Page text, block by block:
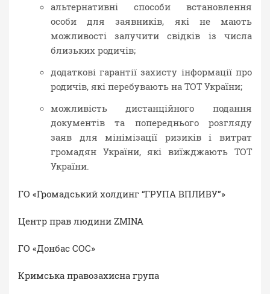
альтернативні способи встановлення
особи для заявників, які не мають
можливості залучити свідків із числа
близьких родичів;
додаткові гарантії захисту інформації про
родичів, які перебувають на ТОТ України;
можливість дистанційного подання
документів та попереднього розгляду
заяв для мінімізації ризиків і витрат
громадян України, які виїжджають ТОТ
України.
ГО «Громадський холдинг “ГРУПА ВПЛИВУ”»
Центр прав людини ZMINA
ГО «Донбас СОС»
Кримська правозахисна група